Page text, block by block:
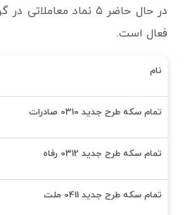
در حال حاضر ۵ نماد
فعال است.
نام
تمام سكه طرح جدید 0310 صادرات
تمام سكه طرح جدید 0312 رفاه
تمام سكه طرح جدید 0411 ملت